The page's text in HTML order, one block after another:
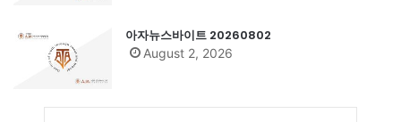
아자뉴스바이트 20260802
August 2, 2026